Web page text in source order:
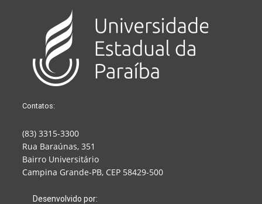
Contatos:
(83) 3315-3300
Rua Baraúnas, 351
Bairro Universitário
Campina Grande-PB, CEP 58429-500
Desenvolvido por: